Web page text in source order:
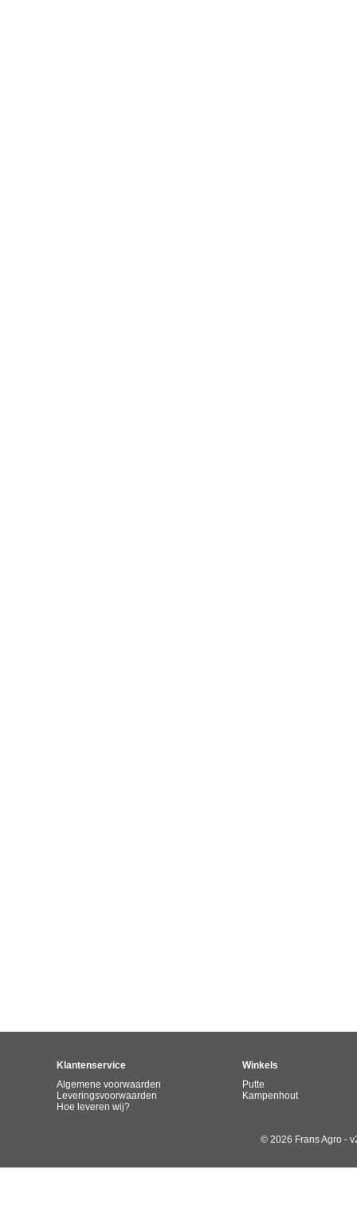
Klantenservice
Algemene voorwaarden
Leveringsvoorwaarden
Hoe leveren wij?
Winkels
Putte
Kampenhout
© 2026 Frans Agro -